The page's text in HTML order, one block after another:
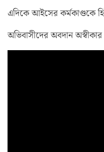
এদিকে আইসের কর্মকাণ্ডকে
অভিবাসীদের অবদান